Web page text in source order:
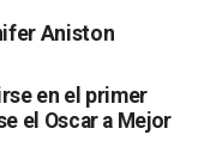
Aniston
en el primer
el Oscar a Mejor